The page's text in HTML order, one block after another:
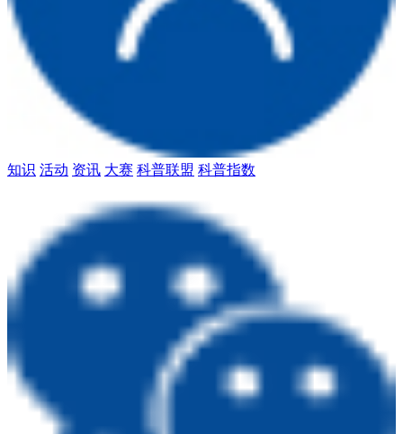
知识 活动 资讯 大赛 科普联盟 科普指数